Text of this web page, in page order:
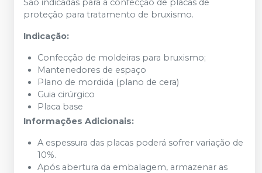
São indicadas para a confecção de placas de
proteção para tratamento de bruxismo.
Indicação:
Confecção de moldeiras para bruxismo;
Mantenedores de espaço
Plano de mordida (plano de cera)
Guia cirúrgico
Placa base
Informações Adicionais:
A espessura das placas poderá sofrer variação de
10%.
Após abertura da embalagem, armazenar as